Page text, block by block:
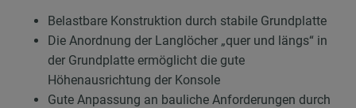
Belastbare Konstruktion durch stabile Grundplatte
Die Anordnung der Langlöcher „quer und längs“ in
der Grundplatte ermöglicht die gute
Höhenausrichtung der Konsole
Gute Anpassung an bauliche Anforderungen durch